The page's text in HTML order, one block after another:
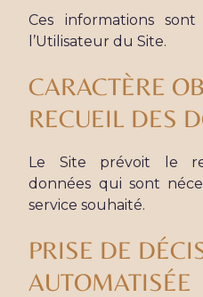
Ces informations
l’Utilisateur du Site.
CARACTÈRE
RECUEIL DES
Le Site prévoit le
données qui sont
service souhaité.
PRISE DE
AUTOMATISÉE